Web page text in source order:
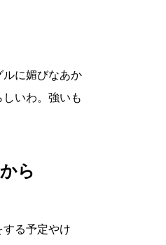
に媚びなあか
いわ。強いも
ら
る予定やけ